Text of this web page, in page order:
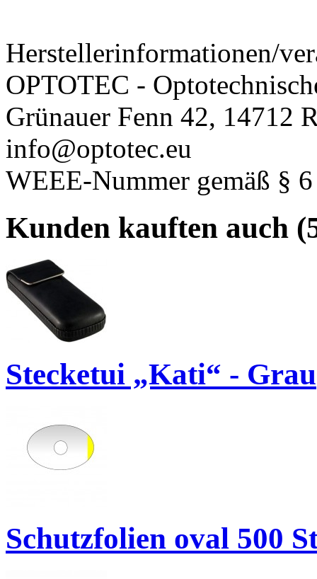
Herstellerinformationen/
OPTOTEC -
Grünauer Fenn 42, 14712
info@optotec.eu
WEEE-Nummer gemäß §
Kunden kauften auch
Stecketui „Kati“ - Grau
Schutzfolien oval 500